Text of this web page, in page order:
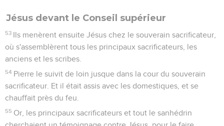
17 Et ils le revêtirent d'un manteau de pourpre, et lui mirent
Et ils se mirent à le saluer, en disant : Salut, roi des Juifs !
19 Et ils lui frappaient la tête avec une canne, et ils crachaient
contre lui, et se mettant à genoux, ils se prosternaient
devant lui.
20 Après s'être moqués de lui, ils lui ôtèrent le manteau de
pourpre, et lui ayant remis ses habits, ils l'emmenèrent pour
le crucifier.